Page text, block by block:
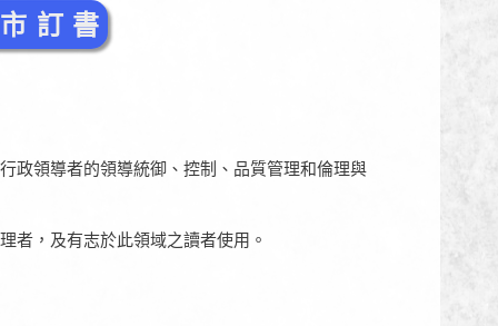
訂 書
政領導者的領導統御、控制、品質管理和倫理與
者，及有志於此領域之讀者使用。